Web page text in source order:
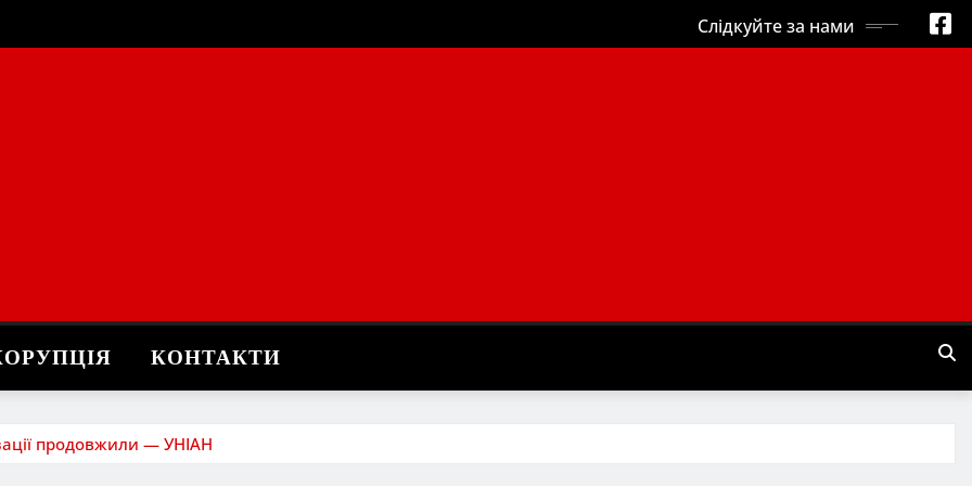
Слідкуйте за нами
КОНТАКТИ
продовжили — УНІАН